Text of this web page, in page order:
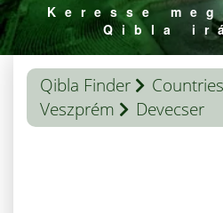
Keresse
Qibla
Qibla Finder Countries
Veszprém
Devecser